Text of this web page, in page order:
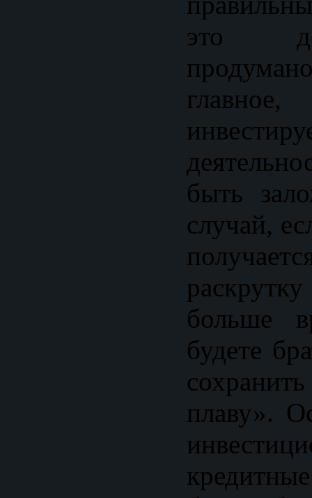
это
быть
случай,
больше
будете
плаву».